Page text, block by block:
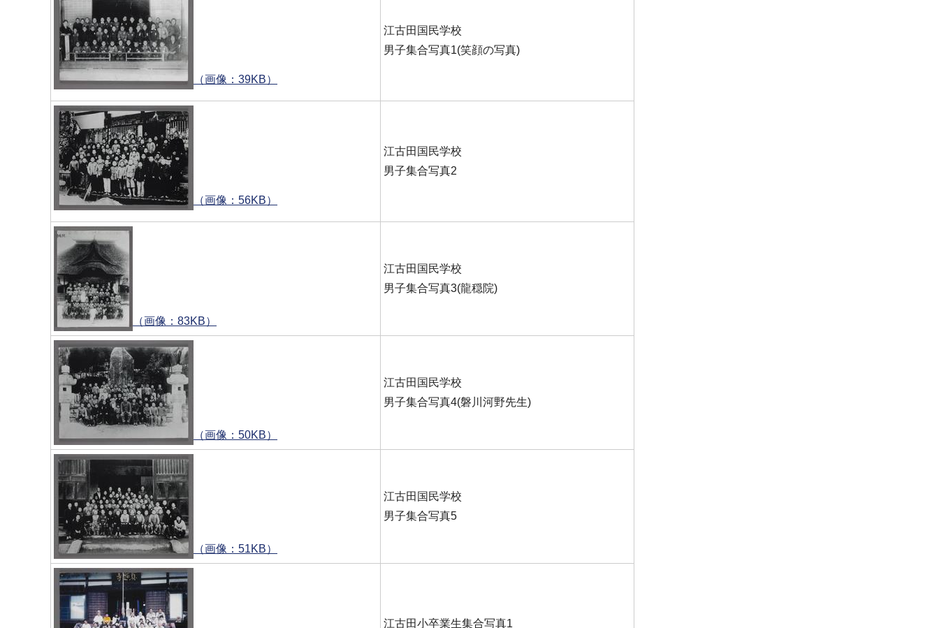
（画像：39KB）
江古田国民学校
男子集合写真1(笑顔の写真)
（画像：56KB）
江古田国民学校
男子集合写真2
（画像：83KB）
江古田国民学校
男子集合写真3(龍穏院)
（画像：50KB）
江古田国民学校
男子集合写真4(磐川河野先生)
（画像：51KB）
江古田国民学校
男子集合写真5
江古田小卒業生集合写真1